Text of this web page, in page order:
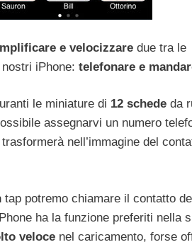
e velocizzare due tra le
iPhone: telefonare e
le miniature di 12 schede da
assegnarvi un numero
nell’immagine del
tap potremo chiamare il contatto
ha la funzione preferiti nella
veloce nel caricamento, forse